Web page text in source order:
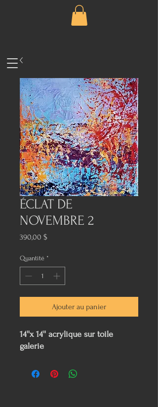
ÉCLAT DE
NOVEMBRE 2
390,00 $Prix
Quantité *
Ajouter au panier
14''x 14'' acrylique sur toile
galerie